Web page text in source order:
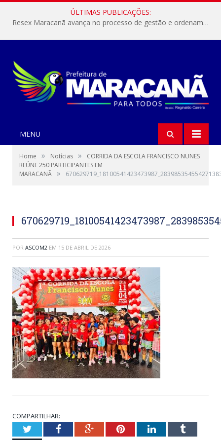
ÚLTIMAS PUBLICAÇÕES:
Resex Maracanã avança no processo de gestão e ordenamento do turismo em nossas áreas protegidas.
MENU
Home » Notícias »
CORRIDA DA ESCOLA FRANCISCO NUNES
REÚNE 250 PARTICIPANTES EM
MARACANÃ »
POR ASCOM2 EM 15 DE ABRIL DE 2026
COMPARTILHAR:
TwitterFacebookGoogle+PinterestLinkedInTumblr